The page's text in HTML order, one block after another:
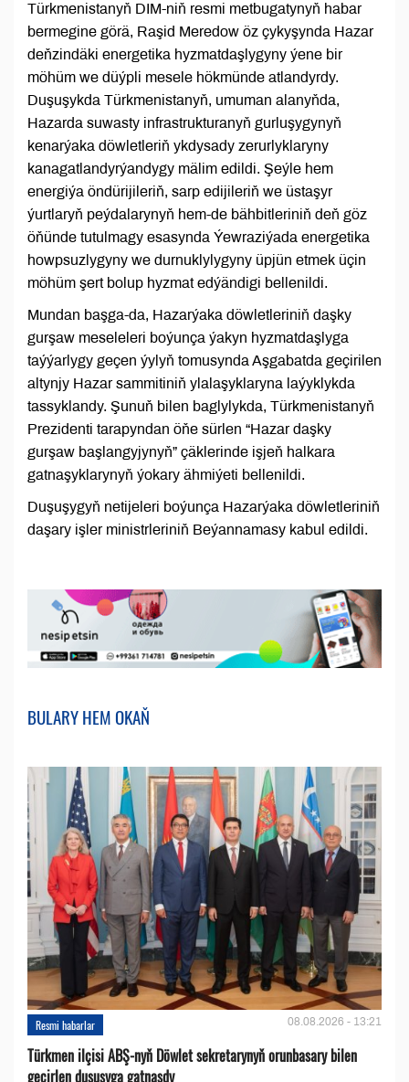
Türkmenistanyň DIM-niň resmi metbugatynyň habar
bermegine görä, Raşid Meredow öz çykyşynda Hazar
deňzindäki energetika hyzmatdaşlygyny ýene bir
möhüm we düýpli mesele hökmünde atlandyrdy.
Duşuşykda Türkmenistanyň, umuman alanyňda,
Hazarda suwasty infrastrukturanyň gurluşygynyň
kenarýaka döwletleriň ykdysady zerurlyklaryny
kanagatlandyrýandygy mälim edildi. Şeýle hem
energiýa öndürijileriň, sarp edijileriň we üstaşyr
ýurtlaryň peýdalarynyň hem-de bähbitleriniň deň göz
öňünde tutulmagy esasynda Ýewraziýada energetika
howpsuzlygyny we durnuklylygyny üpjün etmek üçin
möhüm şert bolup hyzmat edýändigi bellenildi.
Mundan başga-da, Hazarýaka döwletleriniň daşky
gurşaw meseleleri boýunça ýakyn hyzmatdaşlyga
taýýarlygy geçen ýylyň tomusynda Aşgabatda geçirilen
altynjy Hazar sammitiniň ylalaşyklaryna laýyklykda
tassyklandy. Şunuň bilen baglylykda, Türkmenistanyň
Prezidenti tarapyndan öňe sürlen “Hazar daşky
gurşaw başlangyjynyň” çäklerinde işjeň halkara
gatnaşyklarynyň ýokary ähmiýeti bellenildi.
Duşuşygyň netijeleri boýunça Hazarýaka döwletleriniň
daşary işler ministrleriniň Beýannamasy kabul edildi.
BULARY HEM OKAŇ
Resmi habarlar 08.08.2026 - 13:21
Türkmen ilçisi ABŞ-nyň Döwlet sekretarynyň orunbasary bilen
geçirlen duşuşyga gatnaşdy